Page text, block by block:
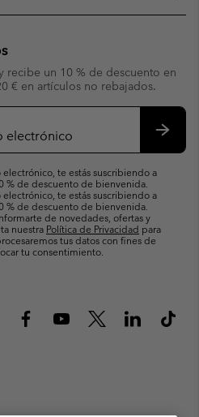
recibe un 10 % de descuento en
€ en artículos no rebajados.
te estás suscribiendo a
% de descuento de bienvenida.
te estás suscribiendo a
% de descuento de bienvenida.
de novedades, ofertas y
nuestra Política de Privacidad para
tus datos con fines de
tu consentimiento.